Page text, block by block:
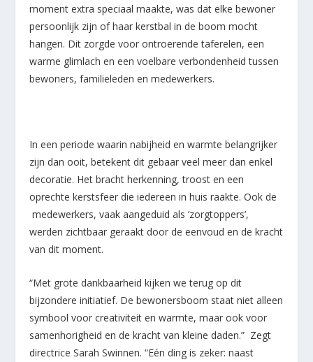
moment extra speciaal maakte, was dat elke bewoner
persoonlijk zijn of haar kerstbal in de boom mocht
hangen. Dit zorgde voor ontroerende taferelen, een
warme glimlach en een voelbare verbondenheid tussen
bewoners, familieleden en medewerkers.
In een periode waarin nabijheid en warmte belangrijker
zijn dan ooit, betekent dit gebaar veel meer dan enkel
decoratie. Het bracht herkenning, troost en een
oprechte kerstsfeer die iedereen in huis raakte. Ook de
medewerkers, vaak aangeduid als ‘zorgtoppers’,
werden zichtbaar geraakt door de eenvoud en de kracht
van dit moment.
“Met grote dankbaarheid kijken we terug op dit
bijzondere initiatief. De bewonersboom staat niet alleen
symbool voor creativiteit en warmte, maar ook voor
samenhorigheid en de kracht van kleine daden.” Zegt
directrice Sarah Swinnen. “Eén ding is zeker: naast